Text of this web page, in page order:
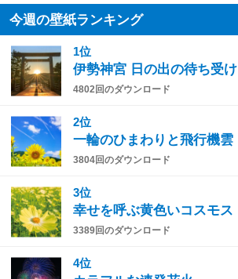
今週の壁紙ランキング
1位
伊勢神宮 日の出の待ち受け
4802回のダウンロード
2位
一輪のひまわりと飛行機雲
3804回のダウンロード
3位
幸せを呼ぶ黄色いコスモス
3389回のダウンロード
4位